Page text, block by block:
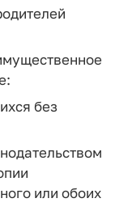
без
или обоих